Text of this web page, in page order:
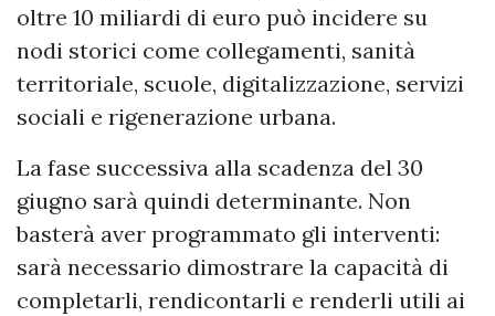
oltre 10 miliardi di euro può incidere su
nodi storici come collegamenti, sanità
territoriale, scuole, digitalizzazione, servizi
sociali e rigenerazione urbana.
La fase successiva alla scadenza del 30
giugno sarà quindi determinante. Non
basterà aver programmato gli interventi:
sarà necessario dimostrare la capacità di
completarli, rendicontarli e renderli utili ai